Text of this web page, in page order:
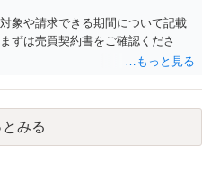
象や請求できる期間について記載
ずは売買契約書をご確認くださ
とみる